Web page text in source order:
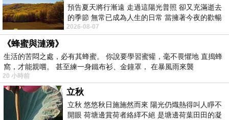
預告夏天將行漸遠 走過這陽光普照 卻又充滿逝去
的季節 無常已成為人生的日常 當擁著今夜的歡暢
舒心 轉眼驟成昨日 而明晨 太陽
2026-08-07
《蜂蜜與漣漪》
生活的苦悶之處，必有其蜂蜜。 你說要學習蜜獾，毫不畏懼地 直搗蜂
窩，才能親嚐。 甚至練一身鐵布衫、金鐘罩， 在暴風雨來襲
20 小時前
立秋
立秋 悠悠秋日施施然而來 陽光仍熾熱得叫人睜不
開眼 荷塘邊賞荷者絡繹不絕 是塘邊荷葉田田的凝